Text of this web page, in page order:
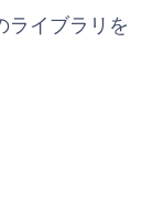
イブラリを